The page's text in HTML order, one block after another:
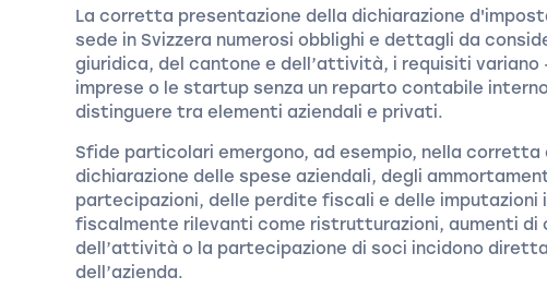
La corretta presentazione della dichiarazione
sede in Svizzera numerosi obblighi e dettagli da
giuridica, del cantone e dell’attività, i requisiti
imprese o le startup senza un reparto contabile
distinguere tra elementi aziendali e privati.
Sfide particolari emergono, ad esempio, nella corretta
dichiarazione delle spese aziendali, degli
partecipazioni, delle perdite fiscali e delle imputazioni
fiscalmente rilevanti come ristrutturazioni, aumenti di
dell’attività o la partecipazione di soci incidono
dell’azienda.